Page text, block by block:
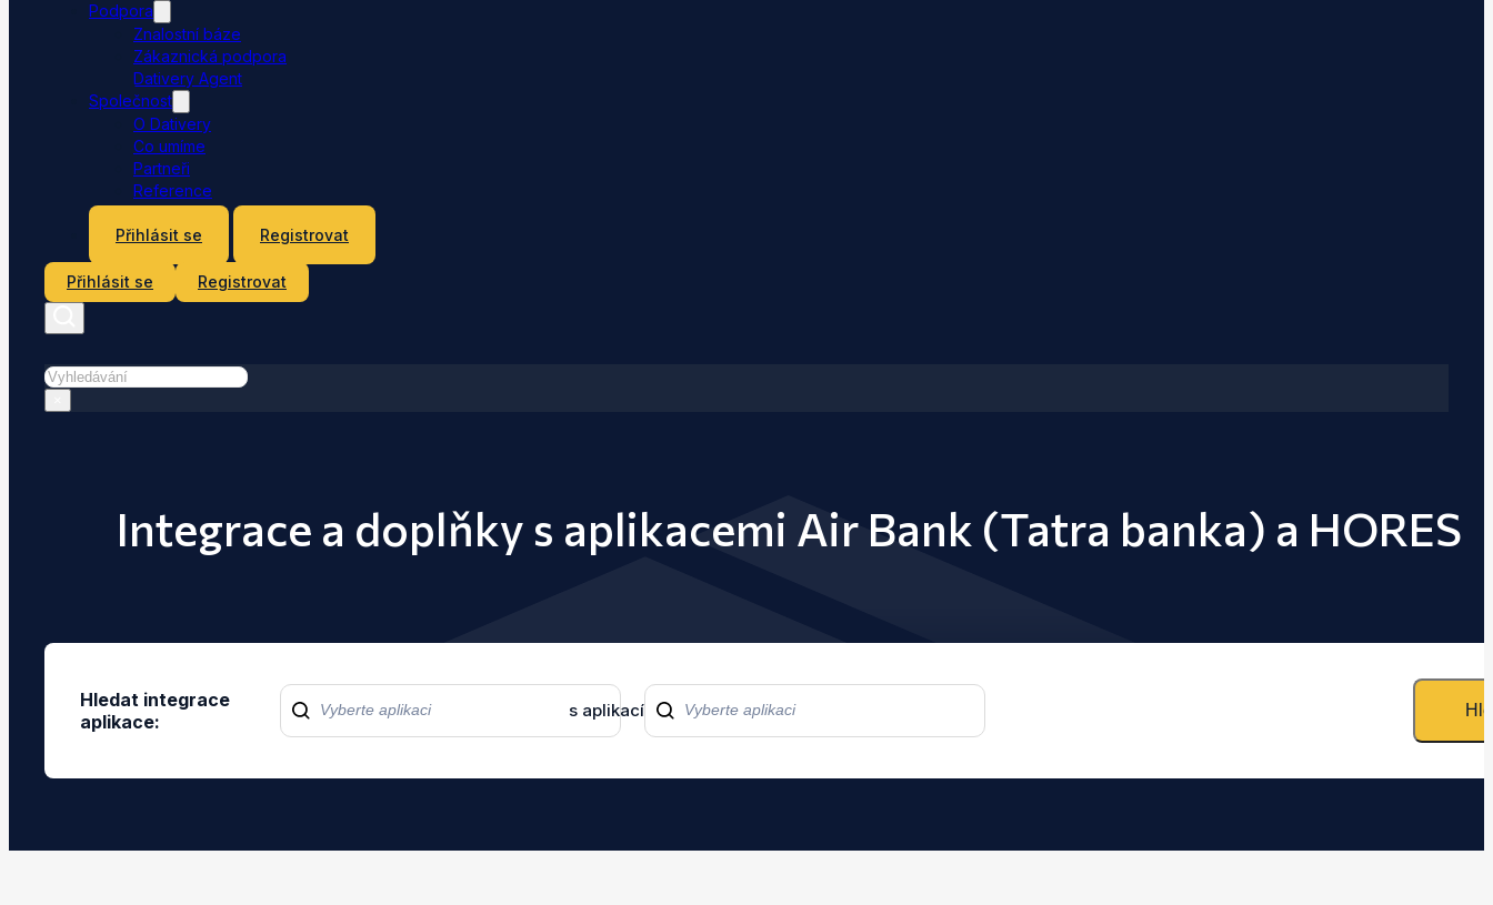
Podpora
Znalostní báze
Zákaznická podpora
Dativery Agent
Společnost
O Dativery
Co umíme
Partneři
Reference
Přihlásit se
Registrovat
Přihlásit se Registrovat
Hledat
Integrace a doplňky s aplikacemi Air Bank (Tatra banka) a HORES
Hledat integrace
aplikace:
s aplikací